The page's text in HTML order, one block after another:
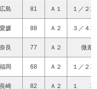
広島 81 Ａ１ １／２
愛媛 88 Ａ２ ３／４
奈良 77 Ａ２ 微差
福岡 68 Ａ２ １／２
長崎 82 Ａ２ １ 車